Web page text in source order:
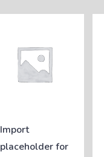
Import
placeholder for